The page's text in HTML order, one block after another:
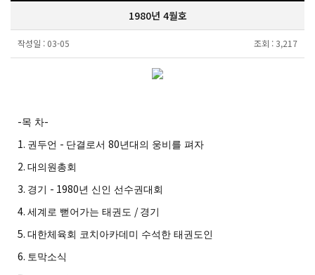
1980년 4월호
작성일 : 03-05 조회 : 3,217
-목 차-
1. 권두언 - 단결로서 80년대의 웅비를 펴자
2. 대의원총회
3. 경기 - 1980년 신인 선수권대회
4. 세계로 뻗어가는 태권도 / 경기
5. 대한체육회 코치아카데미 수석한 태권도인
6. 토막소식